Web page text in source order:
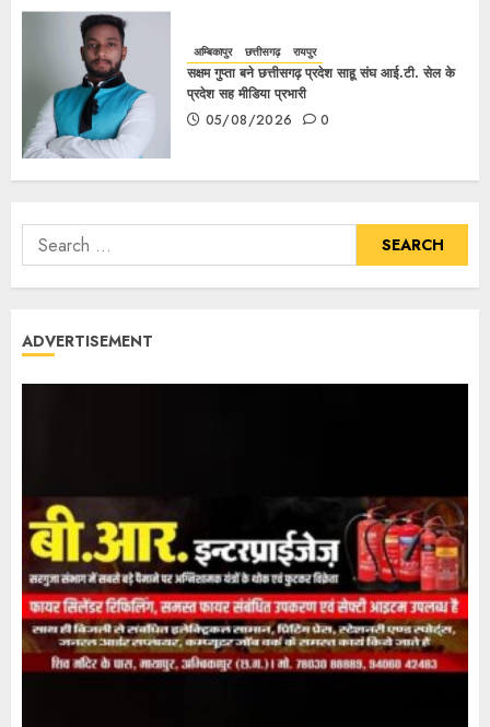
अम्बिकापुर छत्तीसगढ़ रायपुर
सक्षम गुप्ता बने छत्तीसगढ़ प्रदेश साहू संघ आई.टी. सेल के
प्रदेश सह मीडिया प्रभारी
05/08/2026
0
ADVERTISEMENT